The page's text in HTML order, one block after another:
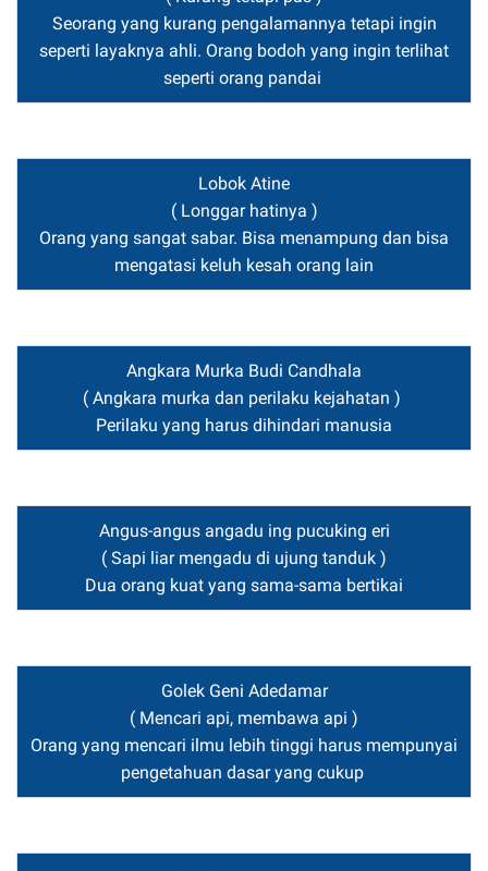
Seorang yang kurang pengalamannya tetapi ingin
seperti layaknya ahli. Orang bodoh yang ingin terlihat
seperti orang pandai
Lobok Atine
( Longgar hatinya )
Orang yang sangat sabar. Bisa menampung dan bisa
mengatasi keluh kesah orang lain
Angkara Murka Budi Candhala
( Angkara murka dan perilaku kejahatan )
Perilaku yang harus dihindari manusia
Angus-angus angadu ing pucuking eri
( Sapi liar mengadu di ujung tanduk )
Dua orang kuat yang sama-sama bertikai
Golek Geni Adedamar
( Mencari api, membawa api )
Orang yang mencari ilmu lebih tinggi harus mempunyai
pengetahuan dasar yang cukup